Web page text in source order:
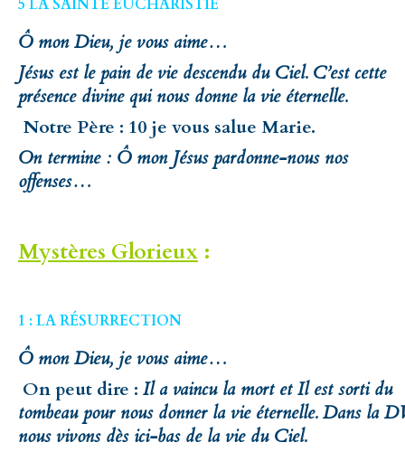
5 LA SAINTE EUCHARISTIE
Ô mon Dieu, je vous aime…
Jésus est le pain de vie descendu du Ciel. C’est cette
présence divine qui nous donne la vie éternelle.
Notre Père : 10 je vous salue Marie.
On termine : Ô mon Jésus pardonne-nous nos
offenses…
Mystères Glorieux :
1 : LARÉSURRECTION
Ô mon Dieu, je vous aime…
On peut dire : Il a vaincu la mort et Il est sorti du
tombeau pour nous donner la vie éternelle. Dans la
nous vivons dès ici-bas de la vie du Ciel.